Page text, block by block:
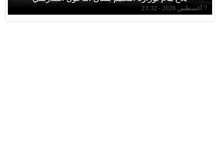
7 أغسطس 2026 - 23:32